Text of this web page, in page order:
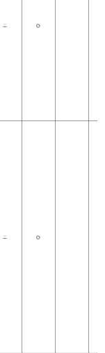
△ ◎
△ ◎